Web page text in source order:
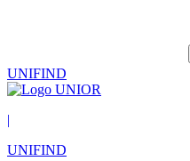
UNIFIND
|
UNIFIND